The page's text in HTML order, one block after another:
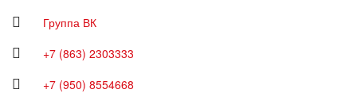
Группа ВК
+7 (863) 2303333
+7 (950) 8554668